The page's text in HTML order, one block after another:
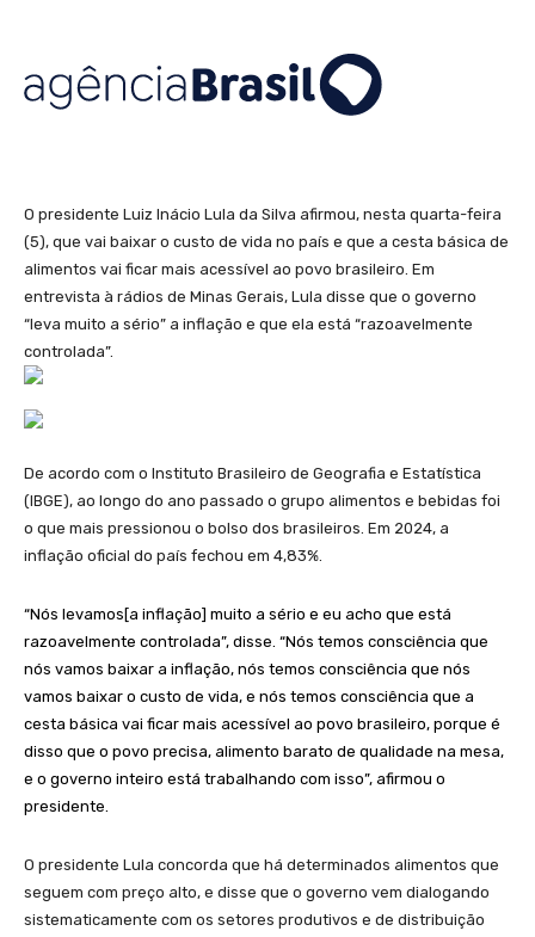
O presidente Luiz Inácio Lula da Silva afirmou, nesta quarta-feira
(5), que vai baixar o custo de vida no país e que a cesta básica de
alimentos vai ficar mais acessível ao povo brasileiro. Em
entrevista à rádios de Minas Gerais, Lula disse que o governo
“leva muito a sério” a inflação e que ela está “razoavelmente
controlada”.
De acordo com o Instituto Brasileiro de Geografia e Estatística
(IBGE), ao longo do ano passado o grupo alimentos e bebidas foi
o que mais pressionou o bolso dos brasileiros. Em 2024, a
inflação oficial do país fechou em 4,83%.
“Nós levamos[a inflação] muito a sério e eu acho que está
razoavelmente controlada”, disse. “Nós temos consciência que
nós vamos baixar a inflação, nós temos consciência que nós
vamos baixar o custo de vida, e nós temos consciência que a
cesta básica vai ficar mais acessível ao povo brasileiro, porque é
disso que o povo precisa, alimento barato de qualidade na mesa,
e o governo inteiro está trabalhando com isso”, afirmou o
presidente.
O presidente Lula concorda que há determinados alimentos que
seguem com preço alto, e disse que o governo vem dialogando
sistematicamente com os setores produtivos e de distribuição